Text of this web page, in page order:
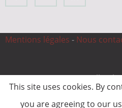
Mentions légales - Nous
© 2026 CnC Expertise, All
This site uses cookies. By
you are agreeing to our